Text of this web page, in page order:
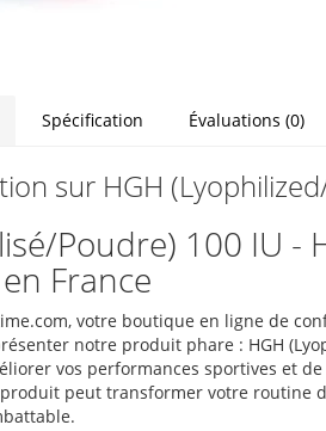
Spécification Évaluations (0)
sur HGH
Poudre) 100 IU -
France
votre boutique en ligne de
notre produit phare : HGH
vos performances sportives et
peut transformer votre routine